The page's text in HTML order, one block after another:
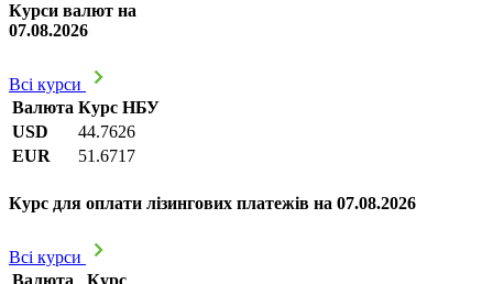
Курси валют на
07.08.2026
Всі курси
Валюта Курс НБУ
USD
44.7626
EUR
51.6717
Курс для оплати лізингових платежів на 07.08.2026
Всі курси
Валюта
Курс